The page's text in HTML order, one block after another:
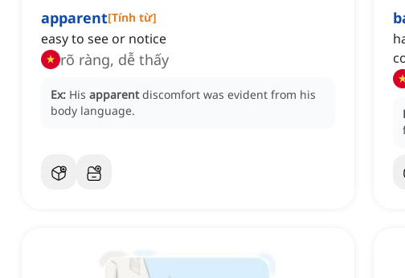
apparent[Tính từ]
easy to see or notice
rõ ràng, dễ thấy
Ex: His apparent discomfort was evident from his
body language.